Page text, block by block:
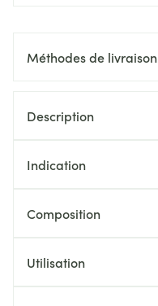
Méthodes de
Description
Indication
Composition
Utilisation